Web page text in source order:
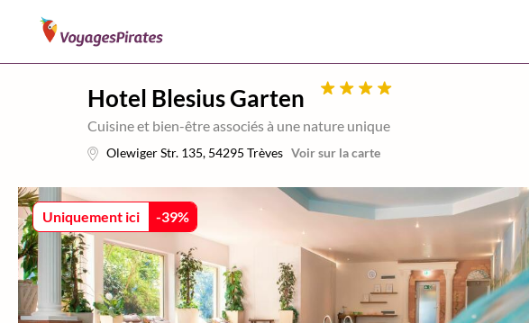
Hotel Blesius Garten
Cuisine et bien-être associés à une nature unique
Olewiger Str. 135, 54295 Trèves Voir sur la carte
Uniquement ici -39%